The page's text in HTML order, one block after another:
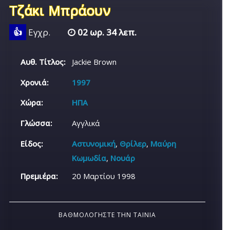
Τζάκι Μπράουν
👍 Εγχρ. 02 ωρ. 34 λεπ.
Αυθ. Τίτλος:
Jackie Brown
Χρονιά:
1997
Χώρα:
ΗΠΑ
Γλώσσα:
Αγγλικά
Είδος:
Αστυνομική, Θρίλερ, Μαύρη
Κωμωδία, Νουάρ
Πρεμιέρα:
20 Μαρτίου 1998
ΒΑΘΜΟΛΟΓΉΣΤΕ ΤΗΝ ΤΑΙΝΊΑ